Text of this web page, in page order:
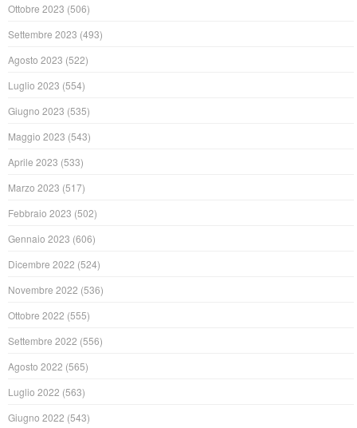
Ottobre 2023 (506)
Settembre 2023 (493)
Agosto 2023 (522)
Luglio 2023 (554)
Giugno 2023 (535)
Maggio 2023 (543)
Aprile 2023 (533)
Marzo 2023 (517)
Febbraio 2023 (502)
Gennaio 2023 (606)
Dicembre 2022 (524)
Novembre 2022 (536)
Ottobre 2022 (555)
Settembre 2022 (556)
Agosto 2022 (565)
Luglio 2022 (563)
Giugno 2022 (543)